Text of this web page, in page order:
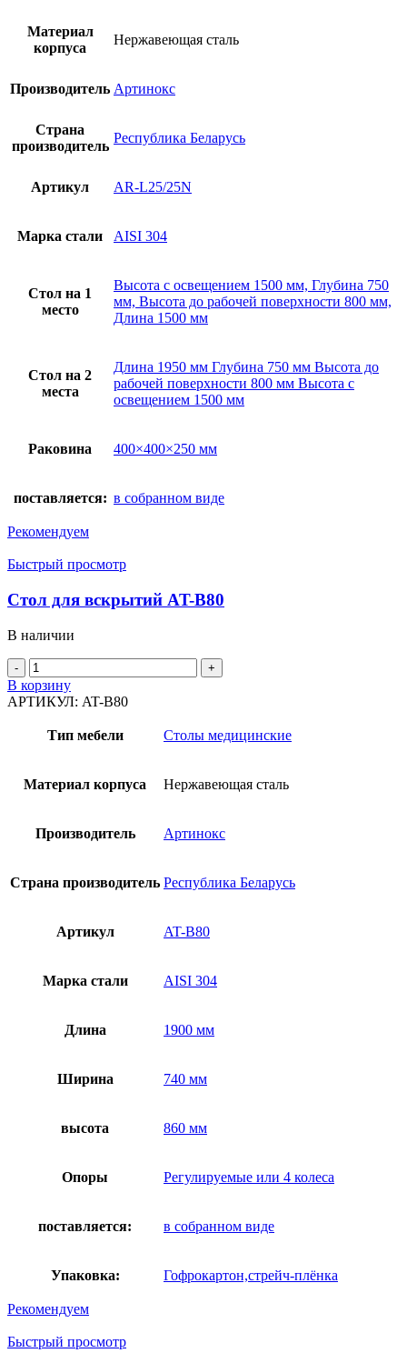
Материал
корпуса
Нержавеющая сталь
Производитель Артинокс
Страна
производитель
Республика Беларусь
Артикул AR-L25/25N
Марка стали AISI 304
Стол на 1
место
Высота с освещением 1500 мм, Глубина 750
мм, Высота до рабочей поверхности 800 мм,
Длина 1500 мм
Стол на 2
места
Длина 1950 мм Глубина 750 мм Высота до
рабочей поверхности 800 мм Высота с
освещением 1500 мм
Раковина 400×400×250 мм
поставляется: в собранном виде
Рекомендуем
Быстрый просмотр
Стол для вскрытий AT-B80
В наличии
Количество
товара
Стол
вскрытий
В корзину
АРТИКУЛ: AT-B80
Тип мебели Столы медицинские
Материал корпуса Нержавеющая сталь
Производитель Артинокс
Страна производитель Республика Беларусь
Артикул AT-B80
Марка стали AISI 304
Длина 1900 мм
Ширина 740 мм
высота 860 мм
Опоры Регулируемые или 4 колеса
поставляется: в собранном виде
Упаковка: Гофрокартон,стрейч-плёнка
Рекомендуем
Быстрый просмотр